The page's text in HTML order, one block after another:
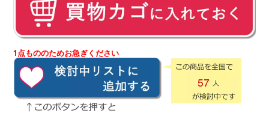
1点もののためお急ぎください
57